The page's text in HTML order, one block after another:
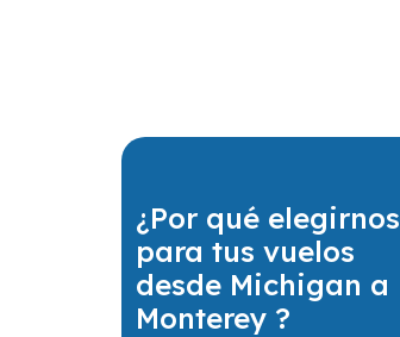
¿Por qué elegirnos
para tus vuelos
desde Michigan a
Monterey ?